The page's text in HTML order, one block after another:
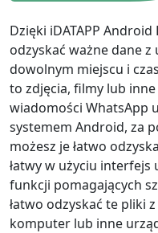
Dzięki iDATAPP
odzyskać ważne dane
dowolnym miejscu i
to zdjęcia, filmy lub
wiadomości WhatsApp
systemem Android, za
możesz je łatwo
łatwy w użyciu interfejs
funkcji pomagających
łatwo odzyskać te pliki
komputer lub inne